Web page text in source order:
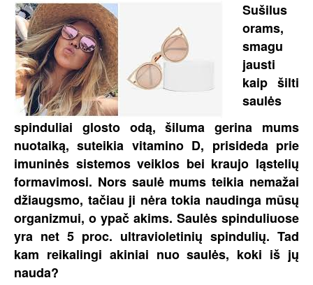
Sušilus
orams,
smagu
jausti
kaip šilti
saulės
spinduliai glosto odą, šiluma gerina mums
nuotaiką, suteikia vitamino D, prisideda prie
imuninės sistemos veiklos bei kraujo ląstelių
formavimosi. Nors saulė mums teikia nemažai
džiaugsmo, tačiau ji nėra tokia naudinga mūsų
organizmui, o ypač akims. Saulės spinduliuose
yra net 5 proc. ultravioletinių spindulių. Tad
kam reikalingi akiniai nuo saulės, koki iš jų
nauda?